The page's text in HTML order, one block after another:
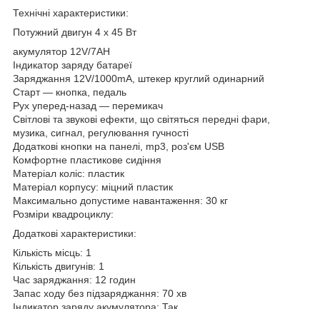
Технічні характеристики:
Потужний двигун 4 x 45 Вт
акумулятор 12V/7AH
Індикатор заряду батареї
Заряджання 12V/1000mA, штекер круглий одинарний
Старт — кнопка, педаль
Рух уперед-назад — перемикач
Світлові та звукові ефекти, що світяться передні фари,
музика, сигнал, регулювання гучності
Додаткові кнопки на панелі, mp3, роз'єм USB
Комфортне пластикове сидіння
Матеріал коліс: пластик
Матеріал корпусу: міцний пластик
Максимально допустиме навантаження: 30 кг
Розміри квадроциклу:
Додаткові характеристики:
Кількість місць: 1
Кількість двигунів: 1
Час заряджання: 12 годин
Запас ходу без підзаряджання: 70 хв
Індикатор заряду акумулятора: Так